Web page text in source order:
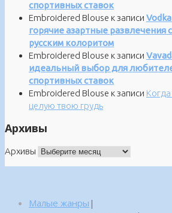
спортивных ставок
Embroidered Blouse к записи
горячие азартные развлечения с
русским колоритом
Embroidered Blouse к записи
идеальный выбор для
спортивных ставок
Embroidered Blouse к записи Когда
целую твою грудь
Архивы
Архивы
Малые жанры |